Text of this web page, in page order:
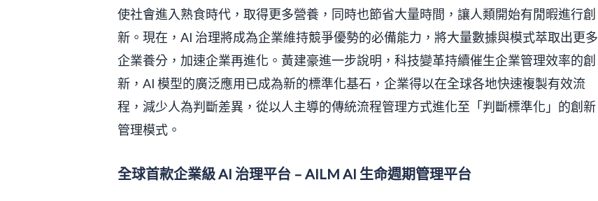
使社會進入熟食時代，取得更多營養，同時也節省大量時間，讓人類開始有閒暇進行創
新。現在，AI 治理將成為企業維持競爭優勢的必備能力，將大量數據與模式萃取出更多
企業養分，加速企業再進化。黃建豪進一步說明，科技變革持續催生企業管理效率的創
新，AI 模型的廣泛應用已成為新的標準化基石，企業得以在全球各地快速複製有效流
程，減少人為判斷差異，從以人主導的傳統流程管理方式進化至「判斷標準化」的創新
管理模式。
全球首款企業級 AI 治理平台 – AILM AI 生命週期管理平台